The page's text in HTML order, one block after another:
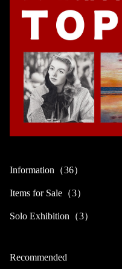
Information（36）
Items for Sale（3）
Solo Exhibition（3）
Recommended